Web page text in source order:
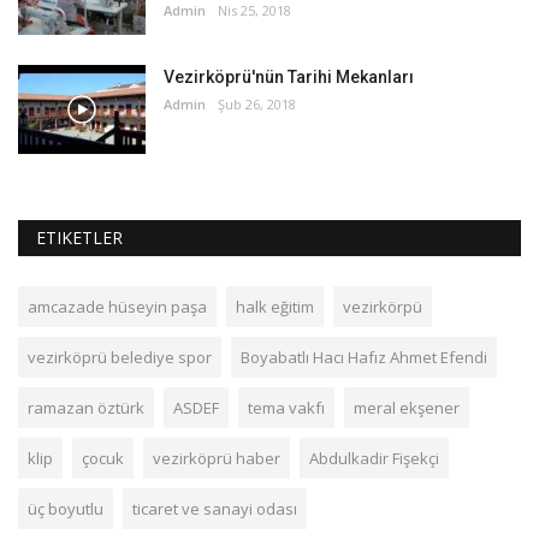
Admin Nis 25, 2018
Vezirköprü'nün Tarihi Mekanları
Admin Şub 26, 2018
ETIKETLER
amcazade hüseyin paşa halk eğitim vezirkörpü
vezirköprü belediye spor Boyabatlı Hacı Hafız Ahmet Efendi
ramazan öztürk ASDEF tema vakfı meral ekşener
klip çocuk vezirköprü haber Abdulkadir Fişekçi
üç boyutlu ticaret ve sanayi odası